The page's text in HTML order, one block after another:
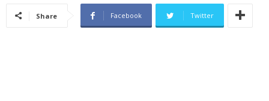
Share Facebook Twitter